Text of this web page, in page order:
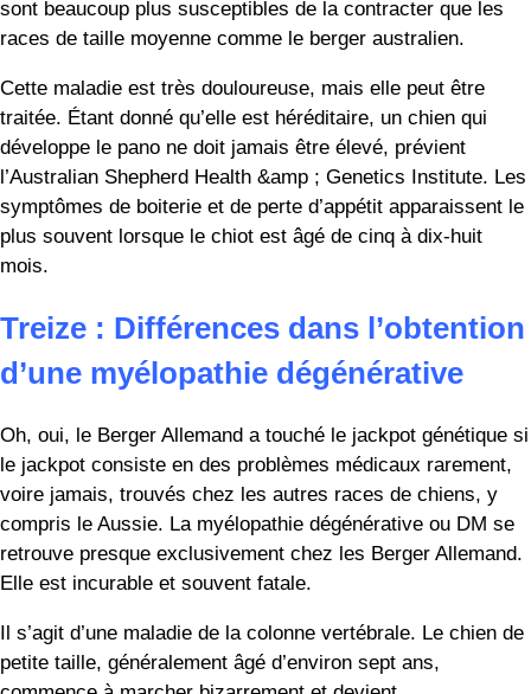
La grande intelligence et la volonté de faire plaisir à leurs
maîtres font des Aussies et des Berger Allemand des
chiens idéaux pour le travail de recherche et de sauvetage.
Un berger allemand nommé Appollo a même reçu des
éloges et des récompenses pour son travail à Ground Zero
après les attaques terroristes du 11 septembre 2001.
Cependant, pour le sauvetage en avalanche, les Aussies
sont préférés car ils sont plus faciles à prendre et à
porter leur chien sur leur dos pendant qu’ils montent et
descendent les montagnes à ski jusqu’au site de
Aucun bon chien n’est issu d’une
mauvaise race
Bien que nous ayons examiné quatorze grandes différences
entre le berger allemand et le berger australien, ils sont
similaires à bien des égards. Tous deux sont des races
populaires pour de bonnes raisons. Ils apprennent
rapidement, ils aiment les gens et ils adorent travailler ou